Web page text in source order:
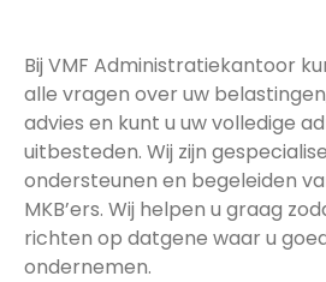
Bij VMF Administratiekantoor
alle vragen over uw
advies en kunt u uw volledige
uitbesteden. Wij zijn
ondersteunen en begeleiden
MKB’ers. Wij helpen u graag
richten op datgene waar u
ondernemen.